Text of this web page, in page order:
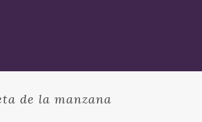
de la manzana